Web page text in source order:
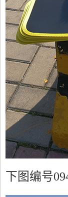
下图编号